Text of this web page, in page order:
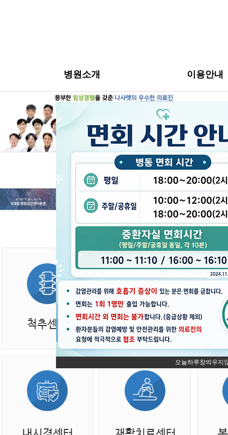
오늘하루창띄우지
병원소개 이용안내